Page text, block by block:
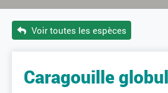
Voir toutes les espèces
Caragouille